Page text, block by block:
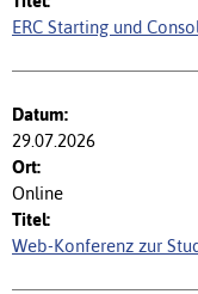
ERC Starting und
29.07.2026
Online
Web-Konferenz zur